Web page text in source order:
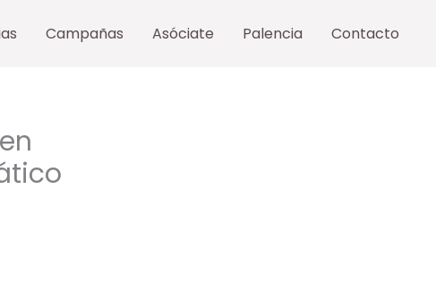
Campañas Asóciate Palencia Contacto